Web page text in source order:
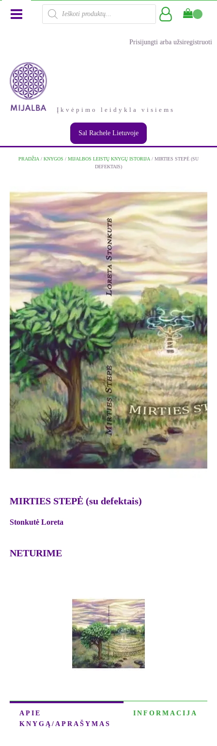
Products
search
Prisijungti arba užsiregistruoti
Įkvėpimo leidykla visiems
Sal Rachele Lietuvoje
PRADŽIA / KNYGOS / MIJALBOS LEISTŲ KNYGŲ ISTORIJA / MIRTIES STEPĖ (SU
DEFEKTAIS)
MIRTIES STEPĖ (su defektais)
Stonkutė Loreta
NETURIME
APIE
KNYGĄ/APRAŠYMAS
INFORMACIJA